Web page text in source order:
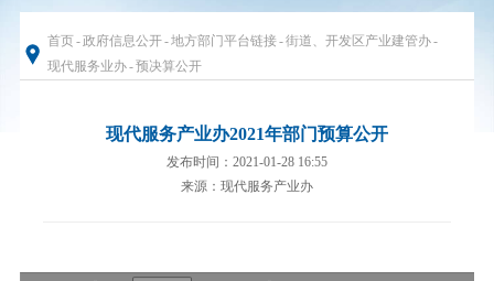
首页-政府信息公开-地方部门平台链接-街道、开发区产业建管办-
现代服务业办-预决算公开
现代服务产业办2021年部门预算公开
发布时间：2021-01-28 16:55
来源：现代服务产业办